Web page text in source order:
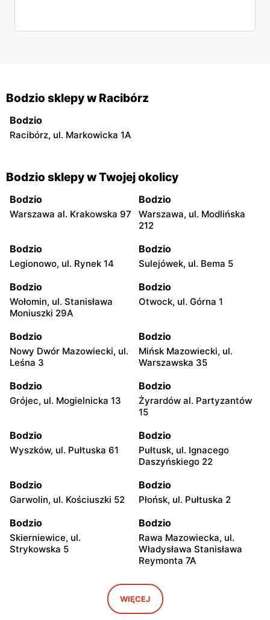
Bodzio sklepy w Racibórz
Bodzio
Racibórz, ul. Markowicka 1A
Bodzio sklepy w Twojej okolicy
Bodzio
Warszawa al. Krakowska 97
Bodzio
Warszawa, ul. Modlińska
212
Bodzio
Legionowo, ul. Rynek 14
Bodzio
Sulejówek, ul. Bema 5
Bodzio
Wołomin, ul. Stanisława
Moniuszki 29A
Bodzio
Otwock, ul. Górna 1
Bodzio
Nowy Dwór Mazowiecki, ul.
Leśna 3
Bodzio
Mińsk Mazowiecki, ul.
Warszawska 35
Bodzio
Grójec, ul. Mogielnicka 13
Bodzio
Żyrardów al. Partyzantów
15
Bodzio
Wyszków, ul. Pułtuska 61
Bodzio
Pułtusk, ul. Ignacego
Daszyńskiego 22
Bodzio
Garwolin, ul. Kościuszki 52
Bodzio
Płońsk, ul. Pułtuska 2
Bodzio
Skierniewice, ul.
Strykowska 5
Bodzio
Rawa Mazowiecka, ul.
Władysława Stanisława
Reymonta 7A
Bodzio
Ciechanów, ul. Warszawska
14
WIĘCEJ